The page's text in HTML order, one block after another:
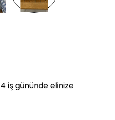
iş gününde elinize